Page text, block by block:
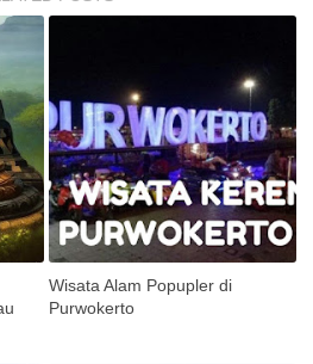
Wisata Alam Popupler di
Purwokerto